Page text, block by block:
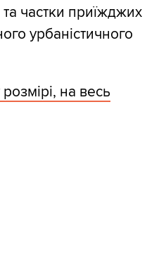
та частки приїжджих
урбаністичного
на весь